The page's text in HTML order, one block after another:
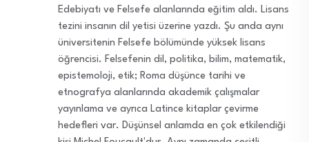
Edebiyatı ve Felsefe alanlarında eğitim aldı. Lisans
tezini insanın dil yetisi üzerine yazdı. Şu anda aynı
üniversitenin Felsefe bölümünde yüksek lisans
öğrencisi. Felsefenin dil, politika, bilim, matematik,
epistemoloji, etik; Roma düşünce tarihi ve
etnografya alanlarında akademik çalışmalar
yayınlama ve ayrıca Latince kitaplar çevirme
hedefleri var. Düşünsel anlamda en çok etkilendiği